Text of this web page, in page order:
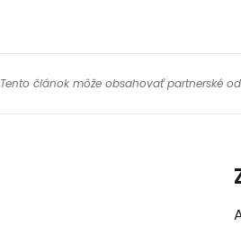
Tento článok môže obsahovať partnerské